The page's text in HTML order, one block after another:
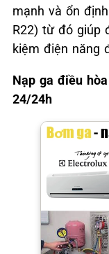
mạnh và ổn
R22) từ đó giúp
kiệm điện năng
Nạp ga điều
24/24h